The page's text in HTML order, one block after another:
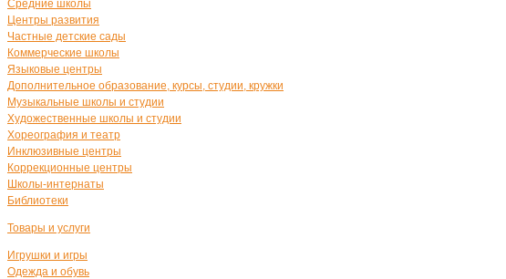
Средние школы
Центры развития
Частные детские сады
Коммерческие школы
Языковые центры
Дополнительное образование, курсы, студии, кружки
Музыкальные школы и студии
Художественные школы и студии
Хореография и театр
Инклюзивные центры
Коррекционные центры
Школы-интернаты
Библиотеки
Товары и услуги
Игрушки и игры
Одежда и обувь